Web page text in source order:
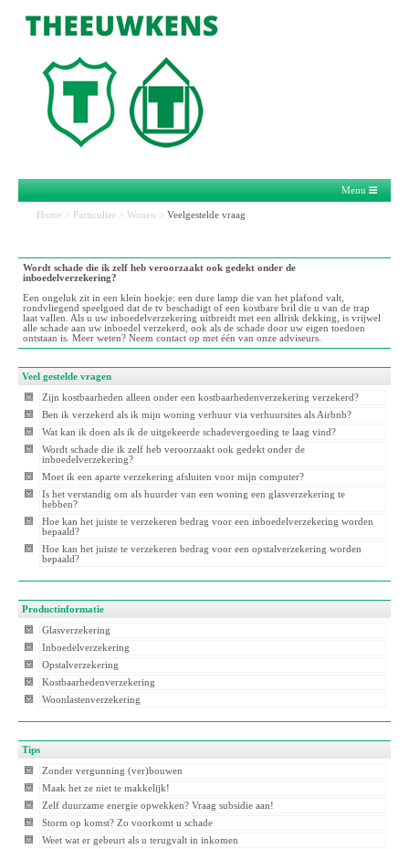
Menu
Home > Particulier > Wonen > Veelgestelde vraag
Wordt schade die ik zelf heb veroorzaakt ook gedekt onder de
inboedelverzekering?
Een ongeluk zit in een klein hoekje: een dure lamp die van het plafond valt,
rondvliegend speelgoed dat de tv beschadigt of een kostbare bril die u van de trap
laat vallen. Als u uw inboedelverzekering uitbreidt met een allrisk dekking, is vrijwel
alle schade aan uw inboedel verzekerd, ook als de schade door uw eigen toedoen
ontstaan is. Meer weten? Neem contact op met één van onze adviseurs.
Veel gestelde vragen
Zijn kostbaarheden alleen onder een kostbaarhedenverzekering verzekerd?
Ben ik verzekerd als ik mijn woning verhuur via verhuursites als Airbnb?
Wat kan ik doen als ik de uitgekeerde schadevergoeding te laag vind?
Wordt schade die ik zelf heb veroorzaakt ook gedekt onder de
inboedelverzekering?
Moet ik een aparte verzekering afsluiten voor mijn computer?
Is het verstandig om als huurder van een woning een glasverzekering te
hebben?
Hoe kan het juiste te verzekeren bedrag voor een inboedelverzekering worden
bepaald?
Hoe kan het juiste te verzekeren bedrag voor een opstalverzekering worden
bepaald?
Productinformatie
Glasverzekering
Inboedelverzekering
Opstalverzekering
Kostbaarhedenverzekering
Woonlastenverzekering
Tips
Zonder vergunning (ver)bouwen
Maak het ze niet te makkelijk!
Zelf duurzame energie opwekken? Vraag subsidie aan!
Storm op komst? Zo voorkomt u schade
Weet wat er gebeurt als u terugvalt in inkomen